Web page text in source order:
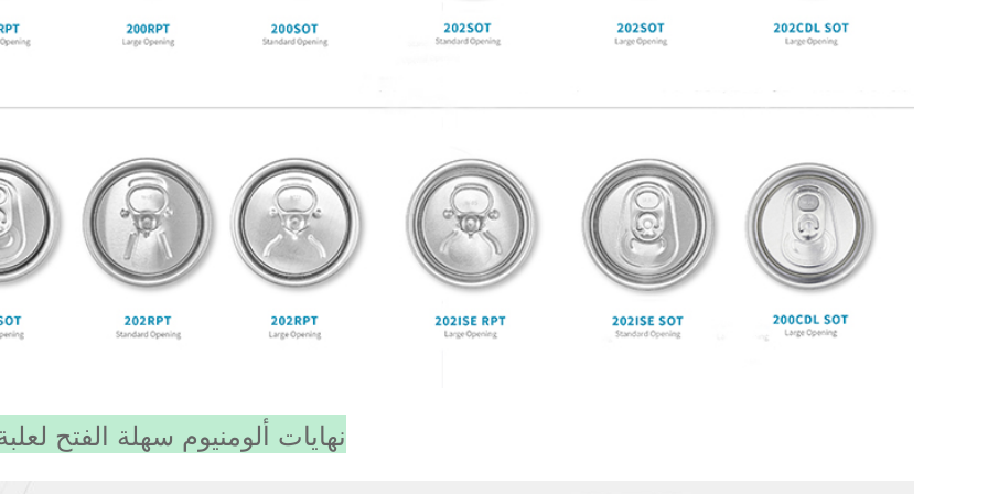
نهايات ألومنيوم سهلة الفتح لعلبة 3